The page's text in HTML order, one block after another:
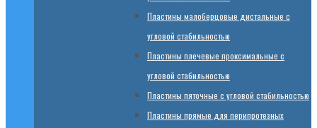
Пластины малоберцовые дистальные с
угловой стабильностью
Пластины плечевые проксимальные с
угловой стабильностью
Пластины пяточные с угловой стабильностью
Пластины прямые для перипротезных